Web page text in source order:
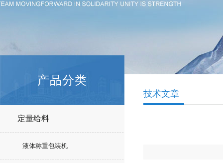
产品分类
定量给料
液体称重包装机
技术文章